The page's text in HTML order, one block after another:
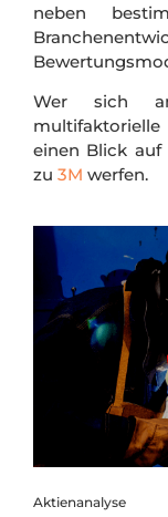
neben
Wer sich
multifaktorielle
einen Blick auf
zu 3M werfen.
Aktienanalyse